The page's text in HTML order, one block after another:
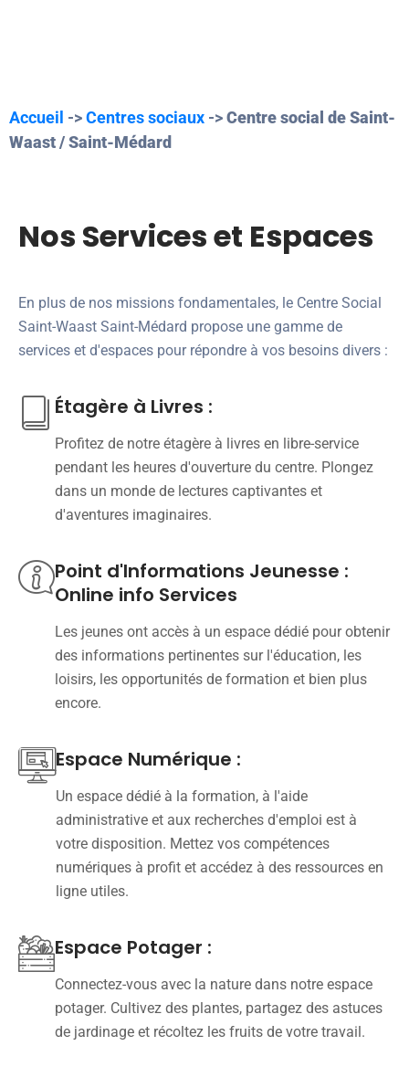
Accueil ->Centres sociaux ->Centre social de Saint-
Waast / Saint-Médard
Nos Services et Espaces
En plus de nos missions fondamentales, le Centre Social
Saint-Waast Saint-Médard propose une gamme de
services et d'espaces pour répondre à vos besoins divers :
Étagère à Livres :
Profitez de notre étagère à livres en libre-service
pendant les heures d'ouverture du centre. Plongez
dans un monde de lectures captivantes et
d'aventures imaginaires.
Point d'Informations Jeunesse :
Online info Services
Les jeunes ont accès à un espace dédié pour obtenir
des informations pertinentes sur l'éducation, les
loisirs, les opportunités de formation et bien plus
encore.
Espace Numérique :
Un espace dédié à la formation, à l'aide
administrative et aux recherches d'emploi est à
votre disposition. Mettez vos compétences
numériques à profit et accédez à des ressources en
ligne utiles.
Espace Potager :
Connectez-vous avec la nature dans notre espace
potager. Cultivez des plantes, partagez des astuces
de jardinage et récoltez les fruits de votre travail.